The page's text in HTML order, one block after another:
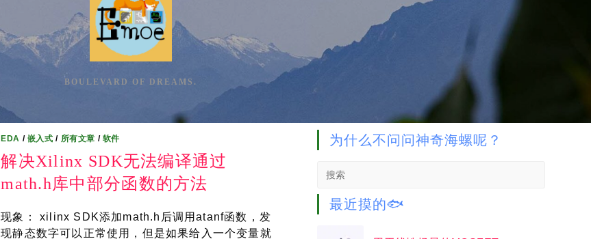
BOULEVARD OF DREAMS.
EDA / 嵌入式 / 所有文章 / 软件
解决Xilinx SDK无法编译通过
math.h库中部分函数的方法
现象： xilinx SDK添加math.h后调用atanf函数，发
现静态数字可以正常使用，但是如果给入一个变量就
为什么不问问神奇海螺呢？
Search
website
最近摸的🐟